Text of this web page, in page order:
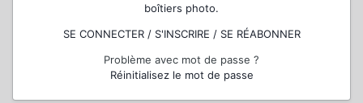
boîtiers photo.
SE CONNECTER / S'INSCRIRE / SE RÉABONNER
Problème avec mot de passe ?
Réinitialisez le mot de passe